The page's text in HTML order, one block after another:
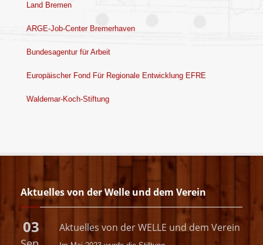
Land Bremen
ARGE-Job-Center Bremerhaven
Bundesagentur für Arbeit
Europäischer Fond Für Regionale Entwicklung EFRE
Waldemar-Koch-Stiftung
Aktuelles von der Welle und dem Verein
03 Aktuelles von der WELLE und dem Verein